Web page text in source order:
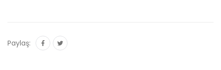
Paylaş: